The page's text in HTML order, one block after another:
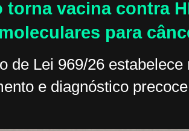
torna vacina contra
para
de Lei 969/26
e diagnóstico